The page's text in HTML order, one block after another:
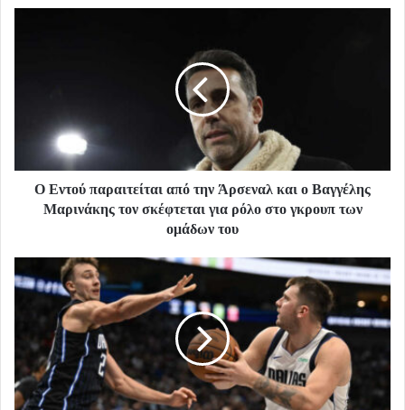
Ο Εντού παραιτείται από την Άρσεναλ και ο Βαγγέλης
Μαρινάκης τον σκέφτεται για ρόλο στο γκρουπ των
ομάδων του